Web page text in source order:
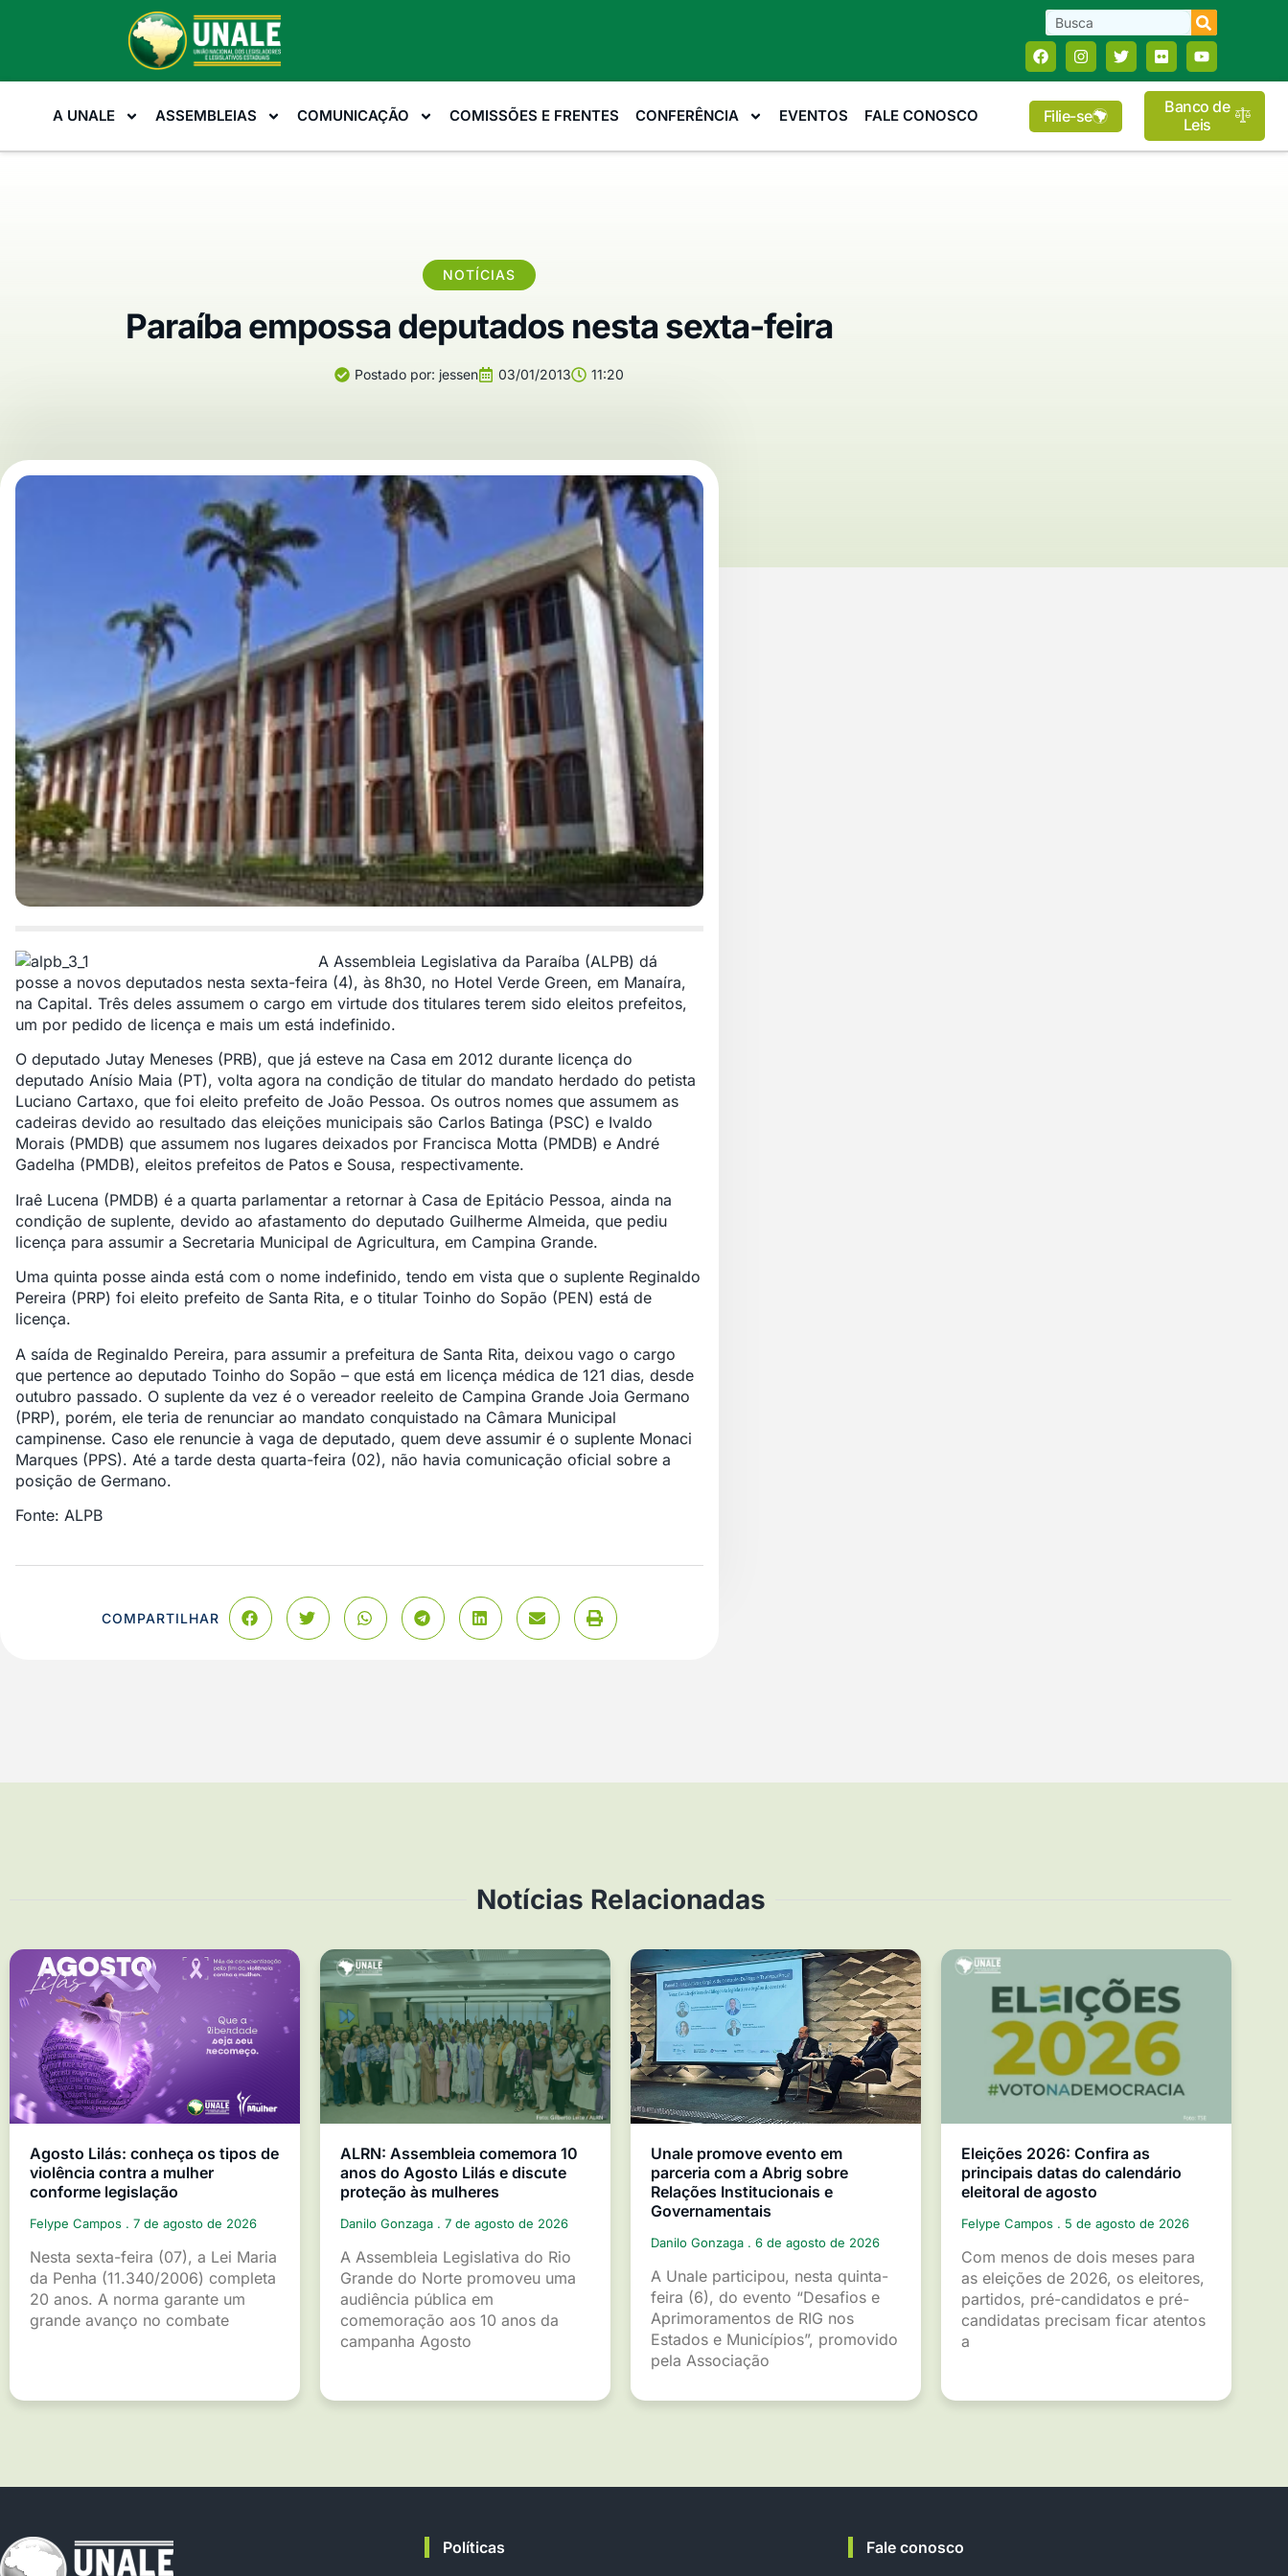
A UNALE ASSEMBLEIAS COMUNICAÇÃO COMISSÕES E FRENTES CONFERÊNCIA EVENTOS FALE CONOSCO Filie-se
Banco de
Leis
NOTÍCIAS
Paraíba empossa deputados nesta sexta-feira
Postado por: jessen 03/01/2013 11:20
A Assembleia Legislativa da Paraíba (ALPB) dá
posse a novos deputados nesta sexta-feira (4), às 8h30, no Hotel Verde Green, em Manaíra,
na Capital. Três deles assumem o cargo em virtude dos titulares terem sido eleitos prefeitos,
um por pedido de licença e mais um está indefinido.
O deputado Jutay Meneses (PRB), que já esteve na Casa em 2012 durante licença do
deputado Anísio Maia (PT), volta agora na condição de titular do mandato herdado do petista
Luciano Cartaxo, que foi eleito prefeito de João Pessoa. Os outros nomes que assumem as
cadeiras devido ao resultado das eleições municipais são Carlos Batinga (PSC) e Ivaldo
Morais (PMDB) que assumem nos lugares deixados por Francisca Motta (PMDB) e André
Gadelha (PMDB), eleitos prefeitos de Patos e Sousa, respectivamente.
Iraê Lucena (PMDB) é a quarta parlamentar a retornar à Casa de Epitácio Pessoa, ainda na
condição de suplente, devido ao afastamento do deputado Guilherme Almeida, que pediu
licença para assumir a Secretaria Municipal de Agricultura, em Campina Grande.
Uma quinta posse ainda está com o nome indefinido, tendo em vista que o suplente Reginaldo
Pereira (PRP) foi eleito prefeito de Santa Rita, e o titular Toinho do Sopão (PEN) está de
licença.
A saída de Reginaldo Pereira, para assumir a prefeitura de Santa Rita, deixou vago o cargo
que pertence ao deputado Toinho do Sopão – que está em licença médica de 121 dias, desde
outubro passado. O suplente da vez é o vereador reeleito de Campina Grande Joia Germano
(PRP), porém, ele teria de renunciar ao mandato conquistado na Câmara Municipal
campinense. Caso ele renuncie à vaga de deputado, quem deve assumir é o suplente Monaci
Marques (PPS). Até a tarde desta quarta-feira (02), não havia comunicação oficial sobre a
posição de Germano.
Fonte: ALPB
COMPARTILHAR
Notícias Relacionadas
Agosto Lilás: conheça os tipos de
violência contra a mulher
conforme legislação
Felype Campos 7 de agosto de 2026
Nesta sexta-feira (07), a Lei Maria
da Penha (11.340/2006) completa
20 anos. A norma garante um
grande avanço no combate
ALRN: Assembleia comemora 10
anos do Agosto Lilás e discute
proteção às mulheres
Danilo Gonzaga 7 de agosto de 2026
A Assembleia Legislativa do Rio
Grande do Norte promoveu uma
audiência pública em
comemoração aos 10 anos da
campanha Agosto
Unale promove evento em
parceria com a Abrig sobre
Relações Institucionais e
Governamentais
Danilo Gonzaga 6 de agosto de 2026
A Unale participou, nesta quinta-
feira (6), do evento “Desafios e
Aprimoramentos de RIG nos
Estados e Municípios”, promovido
pela Associação
Eleições 2026: Confira as
principais datas do calendário
eleitoral de agosto
Felype Campos 5 de agosto de 2026
Com menos de dois meses para
as eleições de 2026, os eleitores,
partidos, pré-candidatos e pré-
candidatas precisam ficar atentos
a
Políticas Fale conosco